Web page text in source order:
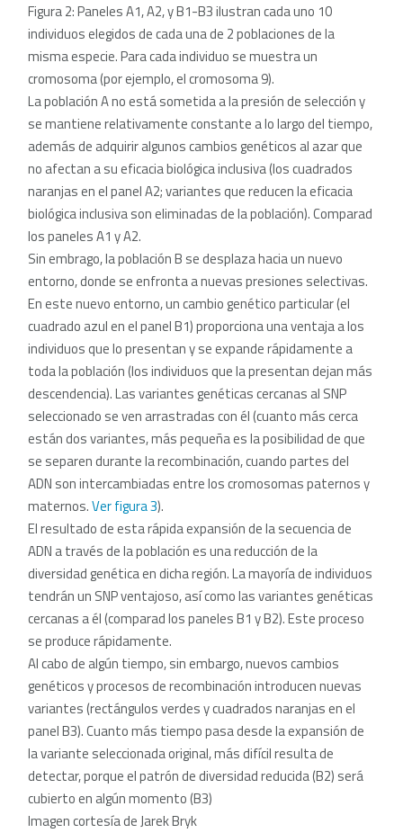
Figura 2: Paneles A1, A2, y B1-B3 ilustran cada uno 10
individuos elegidos de cada una de 2 poblaciones de la
misma especie. Para cada individuo se muestra un
cromosoma (por ejemplo, el cromosoma 9).
La población A no está sometida a la presión de selección y
se mantiene relativamente constante a lo largo del tiempo,
además de adquirir algunos cambios genéticos al azar que
no afectan a su eficacia biológica inclusiva (los cuadrados
naranjas en el panel A2; variantes que reducen la eficacia
biológica inclusiva son eliminadas de la población). Comparad
los paneles A1 y A2.
Sin embrago, la población B se desplaza hacia un nuevo
entorno, donde se enfronta a nuevas presiones selectivas.
En este nuevo entorno, un cambio genético particular (el
cuadrado azul en el panel B1) proporciona una ventaja a los
individuos que lo presentan y se expande rápidamente a
toda la población (los individuos que la presentan dejan más
descendencia). Las variantes genéticas cercanas al SNP
seleccionado se ven arrastradas con él (cuanto más cerca
están dos variantes, más pequeña es la posibilidad de que
se separen durante la recombinación, cuando partes del
ADN son intercambiadas entre los cromosomas paternos y
maternos.Ver figura 3).
El resultado de esta rápida expansión de la secuencia de
ADN a través de la población es una reducción de la
diversidad genética en dicha región. La mayoría de individuos
tendrán un SNP ventajoso, así como las variantes genéticas
cercanas a él (comparad los paneles B1 y B2). Este proceso
se produce rápidamente.
Al cabo de algún tiempo, sin embargo, nuevos cambios
genéticos y procesos de recombinación introducen nuevas
variantes (rectángulos verdes y cuadrados naranjas en el
panel B3). Cuanto más tiempo pasa desde la expansión de
la variante seleccionada original, más difícil resulta de
detectar, porque el patrón de diversidad reducida (B2) será
cubierto en algún momento (B3)
Imagen cortesía de Jarek Bryk